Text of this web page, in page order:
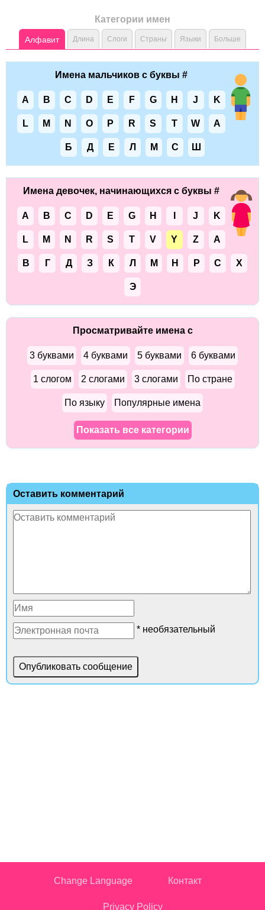
Категории имен
Алфавит Длина Слоги Страны Языки Больше
Имена мальчиков с буквы #
A B C D E F G H J K
L M N O P R S T W А
Б Д Е Л М С Ш
Имена девочек, начинающихся с буквы #
A B C D E G H J K
L M N R S T V Y Z А
В Г Д З К Л М Н Р С Х
Э
Просматривайте имена с
3 буквами 4 буквами 5 буквами 6 буквами
1 слогом 2 слогами 3 слогами По стране
По языку Популярные имена
Показать все категории
Оставить комментарий
* необязательный
Change Language Контакт
Privacy Policy